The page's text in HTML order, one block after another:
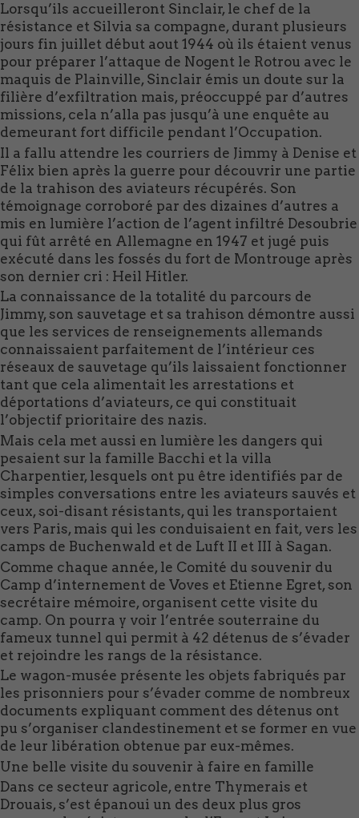
Lorsqu’ils accueilleront Sinclair, le chef de la
résistance et Silvia sa compagne, durant plusieurs
jours fin juillet début aout 1944 où ils étaient venus
pour préparer l’attaque de Nogent le Rotrou avec le
maquis de Plainville, Sinclair émis un doute sur la
filière d’exfiltration mais, préoccuppé par d’autres
missions, cela n’alla pas jusqu’à une enquête au
demeurant fort difficile pendant l’Occupation.
Il a fallu attendre les courriers de Jimmy à Denise et
Félix bien après la guerre pour découvrir une partie
de la trahison des aviateurs récupérés. Son
témoignage corroboré par des dizaines d’autres a
mis en lumière l’action de l’agent infiltré Desoubrie
qui fût arrêté en Allemagne en 1947 et jugé puis
exécuté dans les fossés du fort de Montrouge après
son dernier cri : Heil Hitler.
La connaissance de la totalité du parcours de
Jimmy, son sauvetage et sa trahison démontre aussi
que les services de renseignements allemands
connaissaient parfaitement de l’intérieur ces
réseaux de sauvetage qu’ils laissaient fonctionner
tant que cela alimentait les arrestations et
déportations d’aviateurs, ce qui constituait
l’objectif prioritaire des nazis.
Mais cela met aussi en lumière les dangers qui
pesaient sur la famille Bacchi et la villa
Charpentier, lesquels ont pu être identifiés par de
simples conversations entre les aviateurs sauvés et
ceux, soi-disant résistants, qui les transportaient
vers Paris, mais qui les conduisaient en fait, vers les
camps de Buchenwald et de Luft II et III à Sagan.
Comme chaque année, le Comité du souvenir du
Camp d’internement de Voves et Etienne Egret, son
secrétaire mémoire, organisent cette visite du
camp. On pourra y voir l’entrée souterraine du
fameux tunnel qui permit à 42 détenus de s’évader
et rejoindre les rangs de la résistance.
Le wagon-musée présente les objets fabriqués par
les prisonniers pour s’évader comme de nombreux
documents expliquant comment des détenus ont
pu s’organiser clandestinement et se former en vue
de leur libération obtenue par eux-mêmes.
Une belle visite du souvenir à faire en famille
Dans ce secteur agricole, entre Thymerais et
Drouais, s’est épanoui un des deux plus gros